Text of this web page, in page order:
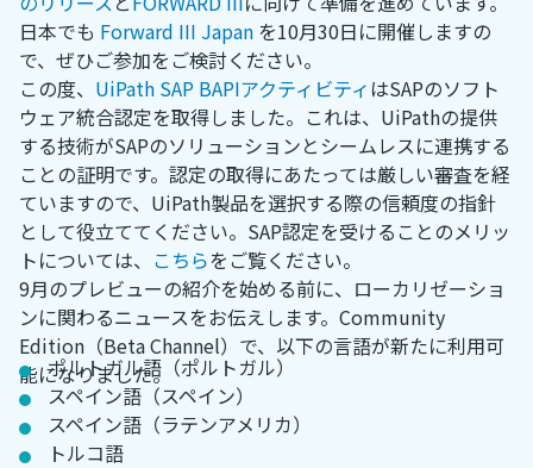
日本でも Forward III Japan を10月30日に開催しますの
で、ぜひご参加をご検討ください。
この度、 UiPath SAP BAPIアクティビティはSAPのソフト
ウェア統合認定を取得しました。これは、UiPathの提供
する技術がSAPのソリューションとシームレスに連携する
ことの証明です。認定の取得にあたっては厳しい審査を経
ていますので、UiPath製品を選択する際の信頼度の指針
として役立ててください。SAP認定を受けることのメリッ
トについては、 こちらをご覧ください。
9月のプレビューの紹介を始める前に、ローカリゼーショ
ンに関わるニュースをお伝えします。Community
Edition（Beta Channel）で、以下の言語が新たに利用可
能になりました。
ポルトガル語（ポルトガル）
スペイン語（スペイン）
スペイン語（ラテンアメリカ）
トルコ語